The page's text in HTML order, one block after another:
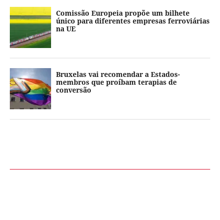
Comissão Europeia propõe um bilhete
único para diferentes empresas ferroviárias
na UE
Bruxelas vai recomendar a Estados-
membros que proíbam terapias de
conversão